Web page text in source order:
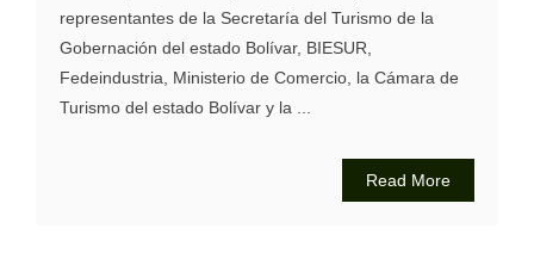
representantes de la Secretaría del Turismo de la
Gobernación del estado Bolívar, BIESUR,
Fedeindustria, Ministerio de Comercio, la Cámara de
Turismo del estado Bolívar y la ...
Read More